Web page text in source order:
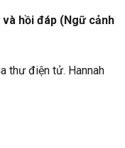
hồi đáp (Ngữ cảnh
thư điện tử. Hannah